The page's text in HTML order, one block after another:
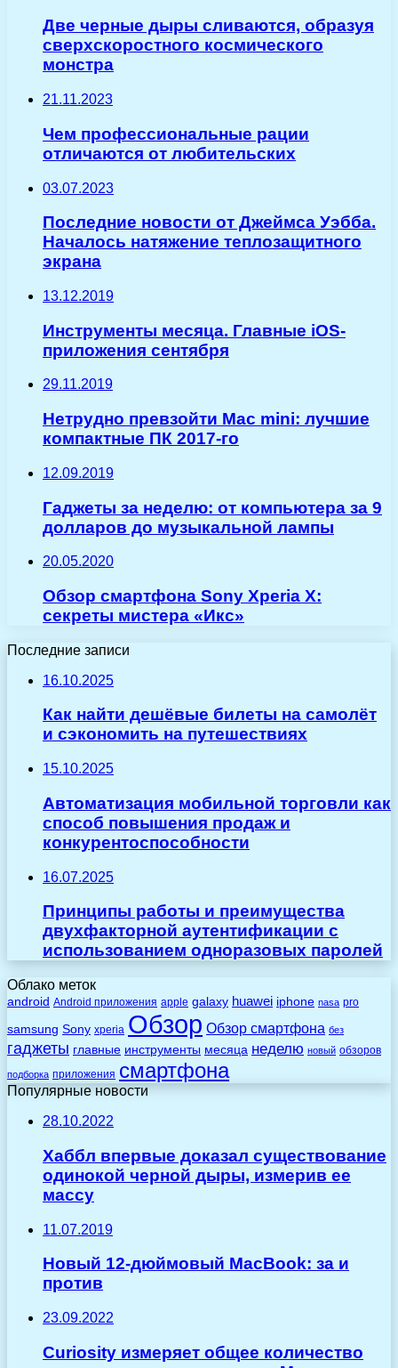
Две черные дыры сливаются, образуя
сверхскоростного космического
монстра
21.11.2023
Чем профессиональные рации
отличаются от любительских
03.07.2023
Последние новости от Джеймса Уэбба.
Началось натяжение теплозащитного
экрана
13.12.2019
Инструменты месяца. Главные iOS-
приложения сентября
29.11.2019
Нетрудно превзойти Mac mini: лучшие
компактные ПК 2017-го
12.09.2019
Гаджеты за неделю: от компьютера за 9
долларов до музыкальной лампы
20.05.2020
Обзор смартфона Sony Xperia X:
секреты мистера «Икс»
Последние записи
16.10.2025
Как найти дешёвые билеты на самолёт
и сэкономить на путешествиях
15.10.2025
Автоматизация мобильной торговли как
способ повышения продаж и
конкурентоспособности
16.07.2025
Принципы работы и преимущества
двухфакторной аутентификации с
использованием одноразовых паролей
Облако меток
android Android приложения apple galaxy huawei iphone nasa pro
samsung Sony xperia Обзор Обзор смартфона без
гаджеты главные инструменты месяца неделю новый обзоров
подборка приложения смартфона
Популярные новости
28.10.2022
Хаббл впервые доказал существование
одинокой черной дыры, измерив ее
массу
11.07.2019
Новый 12-дюймовый MacBook: за и
против
23.09.2022
Curiosity измеряет общее количество